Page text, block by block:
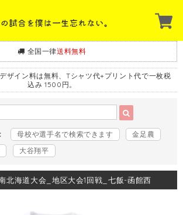
全国一律送料無料
ザイン料は無料、Tシャツ代+プリント代で一枚税
込み 1500円。
母校や選手名で検索できます
金足農
大谷翔平
北海道大会_地区大会1回戦_七飯-函館西